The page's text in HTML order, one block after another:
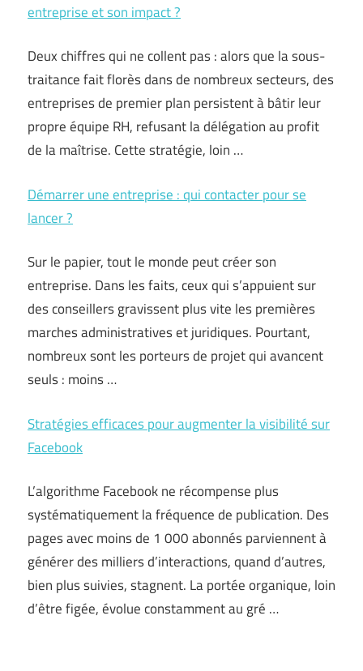
entreprise et son impact ?
Deux chiffres qui ne collent pas : alors que la sous-
traitance fait florès dans de nombreux secteurs, des
entreprises de premier plan persistent à bâtir leur
propre équipe RH, refusant la délégation au profit
de la maîtrise. Cette stratégie, loin …
Démarrer une entreprise : qui contacter pour se
lancer ?
Sur le papier, tout le monde peut créer son
entreprise. Dans les faits, ceux qui s’appuient sur
des conseillers gravissent plus vite les premières
marches administratives et juridiques. Pourtant,
nombreux sont les porteurs de projet qui avancent
seuls : moins …
Stratégies efficaces pour augmenter la visibilité sur
Facebook
L’algorithme Facebook ne récompense plus
systématiquement la fréquence de publication. Des
pages avec moins de 1 000 abonnés parviennent à
générer des milliers d’interactions, quand d’autres,
bien plus suivies, stagnent. La portée organique, loin
d’être figée, évolue constamment au gré …